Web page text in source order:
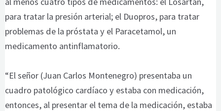
para tratar la presión arterial; el Duopros, para tratar
problemas de la próstata y el Paracetamol, un
medicamento antinflamatorio.
“El señor (Juan Carlos Montenegro) presentaba un
cuadro patológico cardíaco y estaba con medicación,
entonces, al presentar el tema de la medicación, estaba